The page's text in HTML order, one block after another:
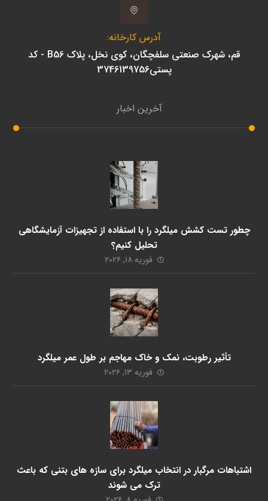
آدرس کارخانه:
قم، شهرک صنعتی سلفچگان، کوی نخل، پلاک B56 - کد
پستی3746139756
آخرین اخبار
چطور تست کشش میلگرد را با استفاده از تجهیزات آزمایشگاهی
تحلیل کنیم؟
فوریه ۱۸, ۲۰۲۶
تأثیر رطوبت، نمک و خاک مهاجم بر طول عمر میلگرد
فوریه ۱۳, ۲۰۲۶
اشتباهات مرگبار در انتخاب میلگرد برای سازه های بتنی که باعث
ترک می شوند